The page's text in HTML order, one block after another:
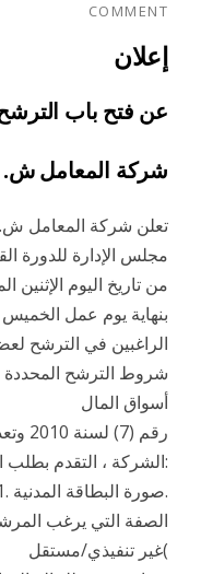
COMMENT
إعلان
عن فتح باب
شركة المعامل
تعلن شركة المعامل
مجلس الإدارة للدورة
بنهاية يوم عمل الخميس الموافق 2026/
الراغبين في الترشح
شروط الترشح المحددة
أسواق المال
رقم
الشركة ، التقدم بطلب الترشح مرفق به المستندات التالية:
1. صورة البطاقة المدنية.
غير تنفيذي/مستقل(